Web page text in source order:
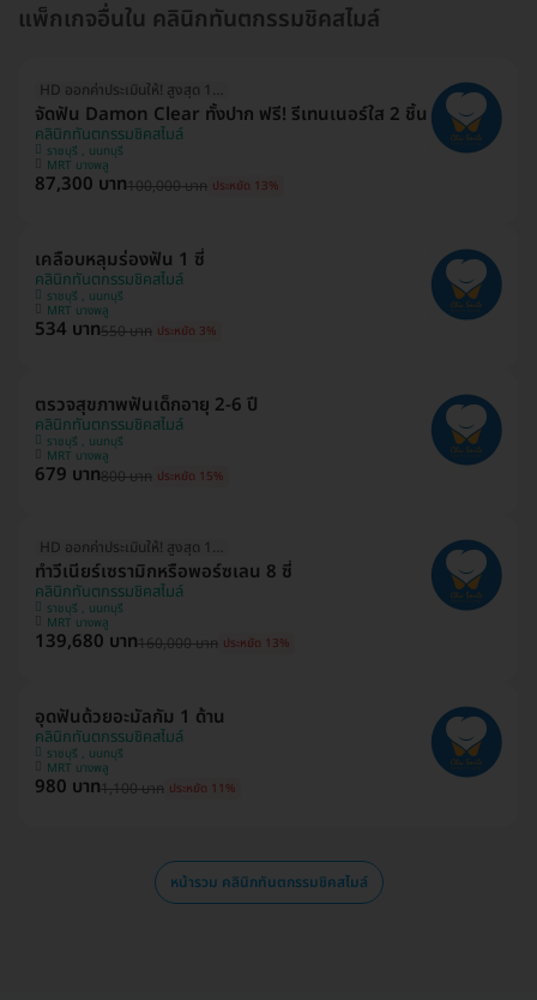
แพ็กเกจอื่นใน คลินิกทันตกรรมชิคสไมล์
HD ออกค่าประเมินให้! สูงสุด 1500 บ.
จัดฟัน Damon Clear ทั้งปาก ฟรี! รีเทนเนอร์ใส 2 ชิ้น
คลินิกทันตกรรมชิคสไมล์
ราชบุรี , นนทบุรี
MRT บางพลู
87,300 บาท100,000 บาท ประหยัด 13%
เคลือบหลุมร่องฟัน 1 ซี่
คลินิกทันตกรรมชิคสไมล์
ราชบุรี , นนทบุรี
MRT บางพลู
534 บาท550 บาท ประหยัด 3%
ตรวจสุขภาพฟันเด็กอายุ 2-6 ปี
คลินิกทันตกรรมชิคสไมล์
ราชบุรี , นนทบุรี
MRT บางพลู
679 บาท800 บาท ประหยัด 15%
HD ออกค่าประเมินให้! สูงสุด 1500 บ.
ทำวีเนียร์เซรามิกหรือพอร์ซเลน 8 ซี่
คลินิกทันตกรรมชิคสไมล์
ราชบุรี , นนทบุรี
MRT บางพลู
139,680 บาท160,000 บาท ประหยัด 13%
อุดฟันด้วยอะมัลกัม 1 ด้าน
คลินิกทันตกรรมชิคสไมล์
ราชบุรี , นนทบุรี
MRT บางพลู
980 บาท1,100 บาท ประหยัด 11%
หน้ารวม คลินิกทันตกรรมชิคสไมล์